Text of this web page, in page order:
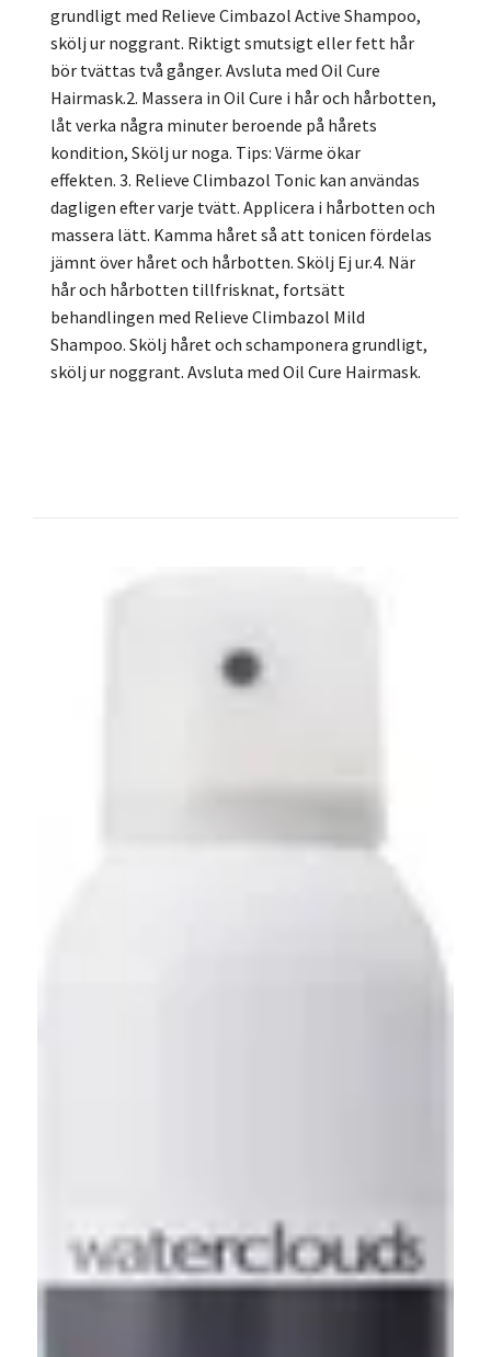
grundligt med Relieve Cimbazol Active Shampoo,
skölj ur noggrant. Riktigt smutsigt eller fett hår
bör tvättas två gånger. Avsluta med Oil Cure
Hairmask.2. Massera in Oil Cure i hår och hårbotten,
låt verka några minuter beroende på hårets
kondition, Skölj ur noga. Tips: Värme ökar
effekten. 3. Relieve Climbazol Tonic kan användas
dagligen efter varje tvätt. Applicera i hårbotten och
massera lätt. Kamma håret så att tonicen fördelas
jämnt över håret och hårbotten. Skölj Ej ur.4. När
hår och hårbotten tillfrisknat, fortsätt
behandlingen med Relieve Climbazol Mild
Shampoo. Skölj håret och schamponera grundligt,
skölj ur noggrant. Avsluta med Oil Cure Hairmask.